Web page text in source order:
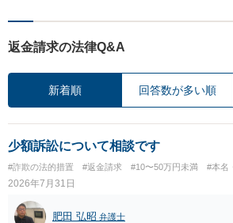
返金請求の法律Q&A
新着順 回答数が多い順
少額訴訟について相談です
#詐欺の法的措置 #返金請求 #10〜50万円未満 #本名
2026年7月31日
肥田 弘昭 弁護士